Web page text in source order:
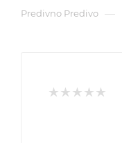
Predivno Predivo —